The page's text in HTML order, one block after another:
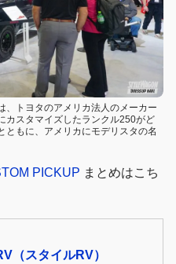
、トヨタのアメリカ法人のメーカー
カスタマイズしたランクル250がど
ともに、アメリカにモデリスタの名
PICKUP まとめはこち
（スタイルRV）